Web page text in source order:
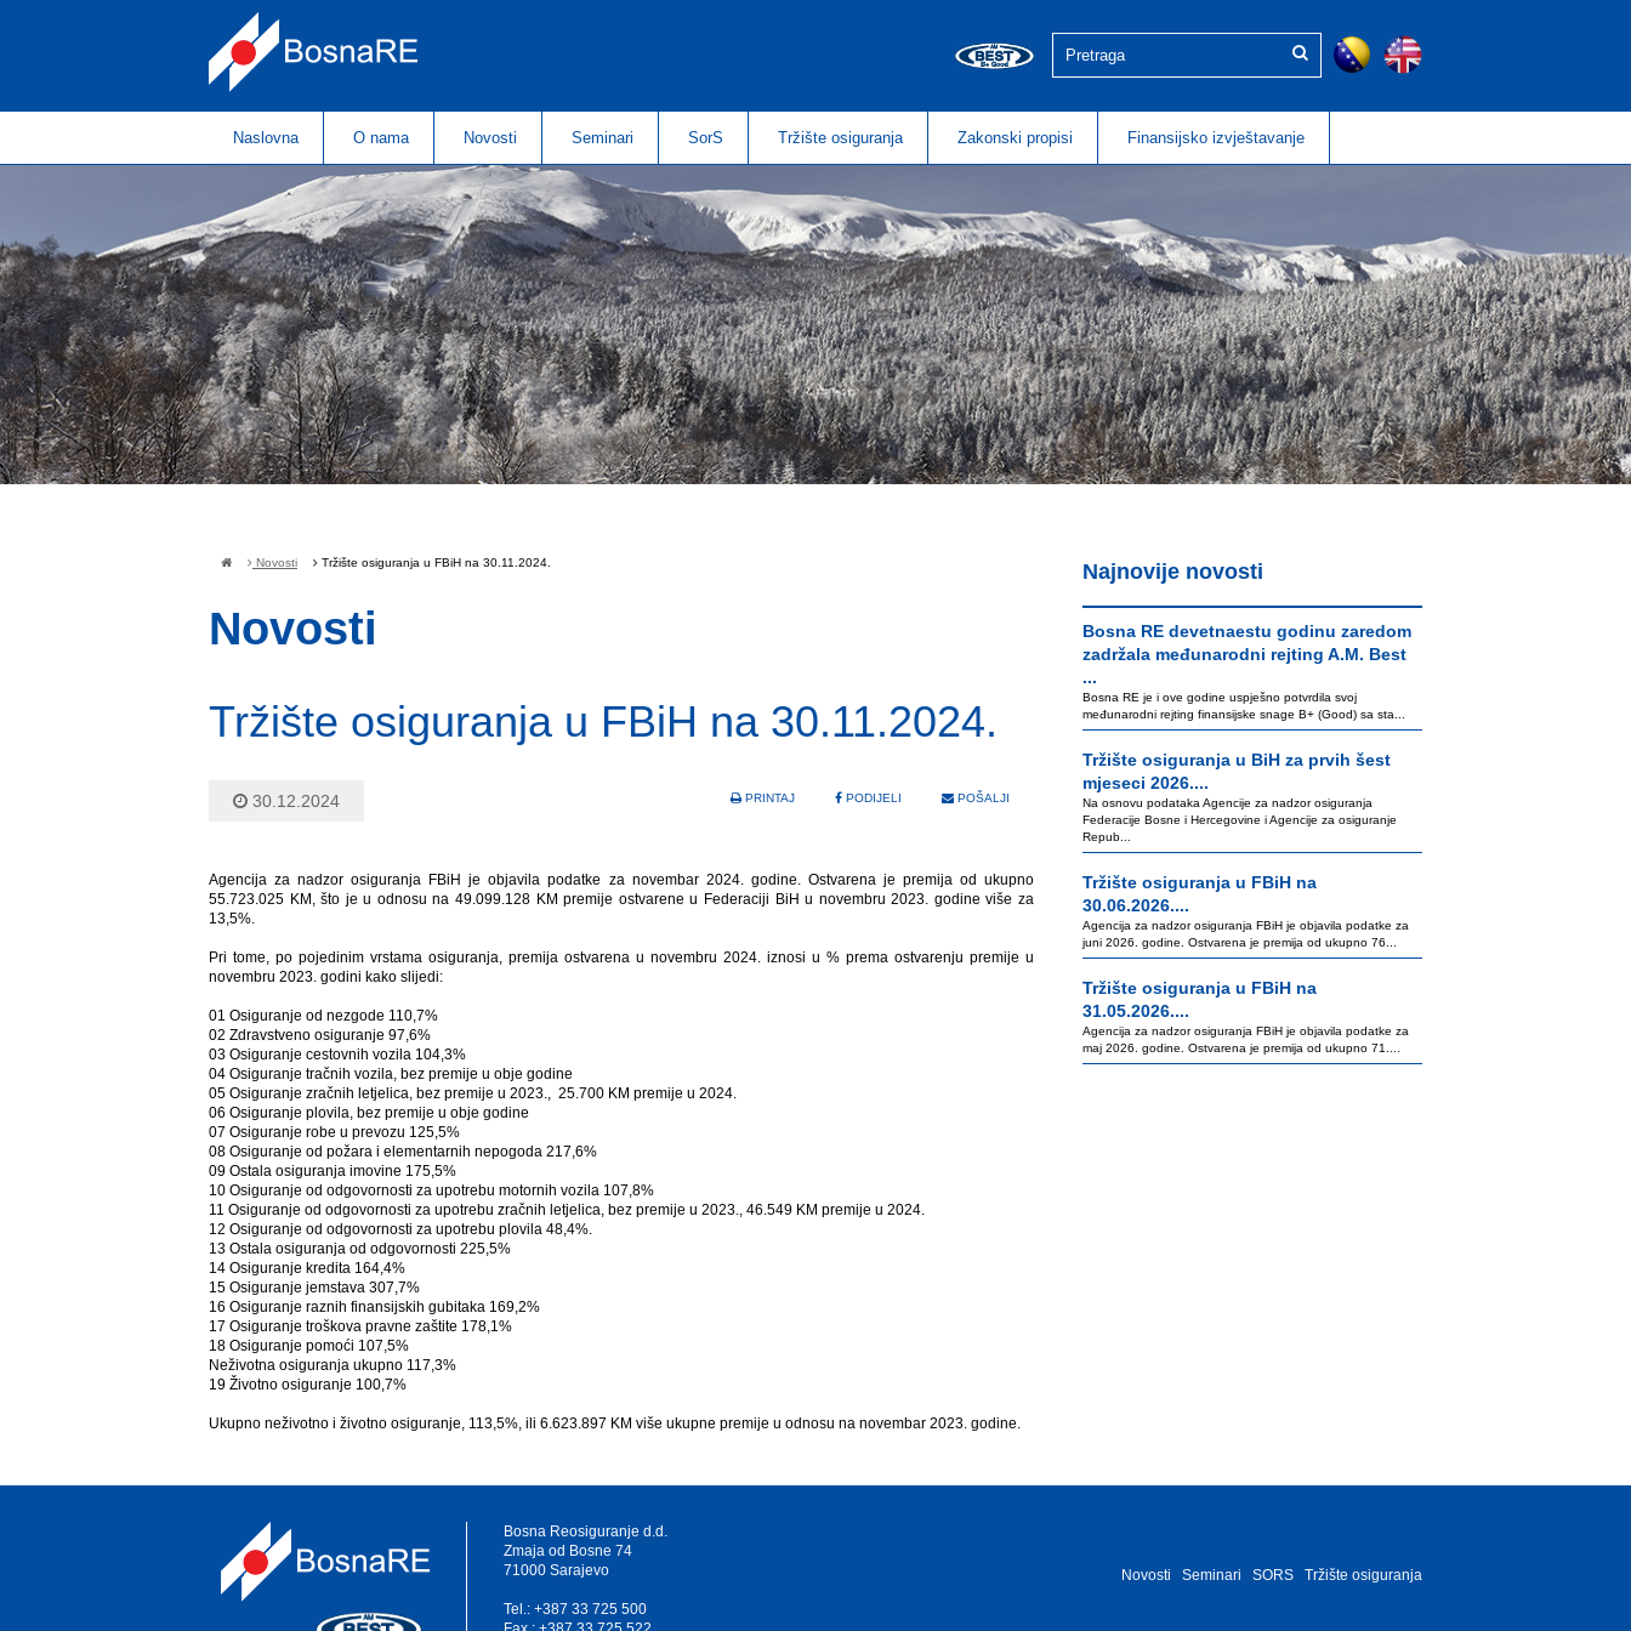
Naslovna O nama Novosti Seminari SorS Tržište osiguranja Zakonski propisi Finansijsko izvještavanje
Novosti Tržište osiguranja u FBiH na 30.11.2024.
Novosti
Tržište osiguranja u FBiH na 30.11.2024.
30.12.2024 PRINTAJ PODIJELI POŠALJI
Agencija za nadzor osiguranja FBiH je objavila podatke za novembar 2024. godine. Ostvarena je premija od ukupno
55.723.025 KM, što je u odnosu na 49.099.128 KM premije ostvarene u Federaciji BiH u novembru 2023. godine više za
13,5%.
Pri tome, po pojedinim vrstama osiguranja, premija ostvarena u novembru 2024. iznosi u % prema ostvarenju premije u
novembru 2023. godini kako slijedi:
01 Osiguranje od nezgode 110,7%
02 Zdravstveno osiguranje 97,6%
03 Osiguranje cestovnih vozila 104,3%
04 Osiguranje tračnih vozila, bez premije u obje godine
05 Osiguranje zračnih letjelica, bez premije u 2023., 25.700 KM premije u 2024.
06 Osiguranje plovila, bez premije u obje godine
07 Osiguranje robe u prevozu 125,5%
08 Osiguranje od požara i elementarnih nepogoda 217,6%
09 Ostala osiguranja imovine 175,5%
10 Osiguranje od odgovornosti za upotrebu motornih vozila 107,8%
11 Osiguranje od odgovornosti za upotrebu zračnih letjelica, bez premije u 2023., 46.549 KM premije u 2024.
12 Osiguranje od odgovornosti za upotrebu plovila 48,4%.
13 Ostala osiguranja od odgovornosti 225,5%
14 Osiguranje kredita 164,4%
15 Osiguranje jemstava 307,7%
16 Osiguranje raznih finansijskih gubitaka 169,2%
17 Osiguranje troškova pravne zaštite 178,1%
18 Osiguranje pomoći 107,5%
Neživotna osiguranja ukupno 117,3%
19 Životno osiguranje 100,7%
Ukupno neživotno i životno osiguranje, 113,5%, ili 6.623.897 KM više ukupne premije u odnosu na novembar 2023. godine.
Najnovije novosti
Bosna RE devetnaestu godinu zaredom
zadržala međunarodni rejting A.M. Best
...
Bosna RE je i ove godine uspješno potvrdila svoj
međunarodni rejting finansijske snage B+ (Good) sa sta...
Tržište osiguranja u BiH za prvih šest
mjeseci 2026....
Na osnovu podataka Agencije za nadzor osiguranja
Federacije Bosne i Hercegovine i Agencije za osiguranje
Repub...
Tržište osiguranja u FBiH na
30.06.2026....
Agencija za nadzor osiguranja FBiH je objavila podatke za
juni 2026. godine. Ostvarena je premija od ukupno 76...
Tržište osiguranja u FBiH na
31.05.2026....
Agencija za nadzor osiguranja FBiH je objavila podatke za
maj 2026. godine. Ostvarena je premija od ukupno 71....
Bosna Reosiguranje d.d.
Zmaja od Bosne 74
71000 Sarajevo
Tel.: +387 33 725 500
Novosti Seminari SORS Tržište osiguranja